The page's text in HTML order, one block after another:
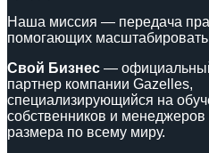
Наша миссия — передача
помогающих масштабировать
Свой Бизнес —
партнер компании Gazelles,
специализирующийся на
собственников и
размера по всему миру.